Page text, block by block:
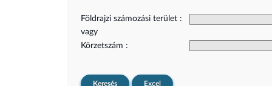
Földrajzi számozási terület :
vagy
Körzetszám :
Keresés Excel